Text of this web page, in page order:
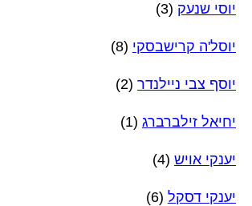
יוסי שנעק (3)
יוסל'ה קרישבסקי (8)
יוסף צבי ניילנדר (2)
יחיאל זילברברג (1)
יענקי אויש (4)
יענקי דסקל (6)